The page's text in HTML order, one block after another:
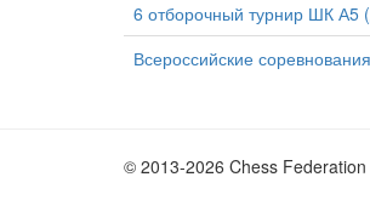
6 отборочный турнир ШК А5
Всероссийские
© 2013-2026 Chess